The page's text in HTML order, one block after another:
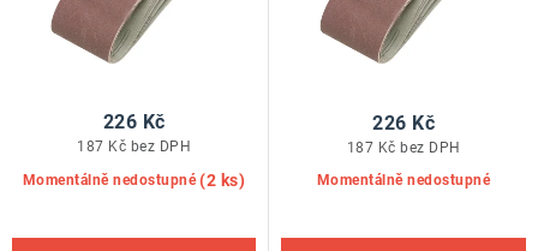
Momentálně nedostupné (2 ks)
187 Kč bez DPH
226 Kč
Momentálně nedostupné
187 Kč bez DPH
226 Kč